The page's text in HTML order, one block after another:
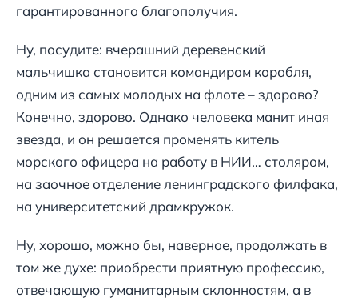
гарантированного благополучия.
Ну, посудите: вчерашний деревенский
мальчишка становится командиром корабля,
одним из самых молодых на флоте – здорово?
Конечно, здорово. Однако человека манит иная
звезда, и он решается променять китель
морского офицера на работу в НИИ… столяром,
на заочное отделение ленинградского филфака,
на университетский драмкружок.
Ну, хорошо, можно бы, наверное, продолжать в
том же духе: приобрести приятную профессию,
отвечающую гуманитарным склонностям, а в